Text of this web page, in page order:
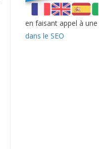
en faisant appel à une
dans le SEO